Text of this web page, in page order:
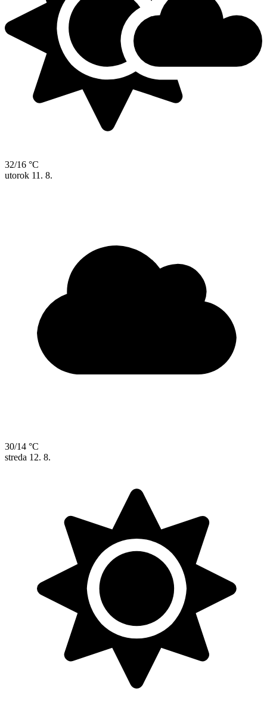
32/16 °C
utorok 11. 8.
30/14 °C
streda 12. 8.